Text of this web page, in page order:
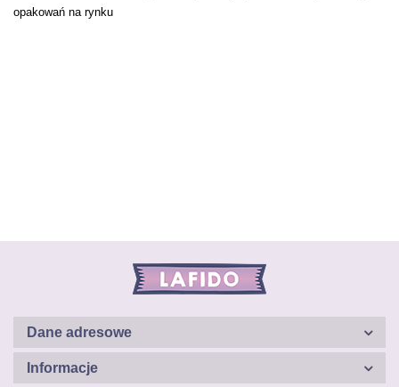
opakowań na rynku
Dane adresowe
Informacje